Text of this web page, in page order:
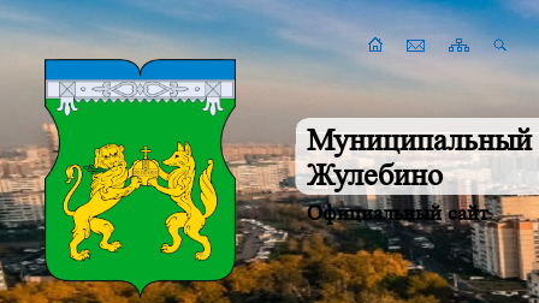
Муниципальный
Жулебино
Официальный сайт